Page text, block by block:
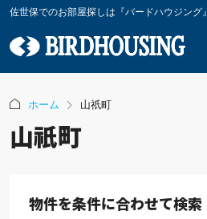
佐世保でのお部屋探しは『バードハウジング
ホーム 山祇町
山祇町
物件を条件に合わせて検索